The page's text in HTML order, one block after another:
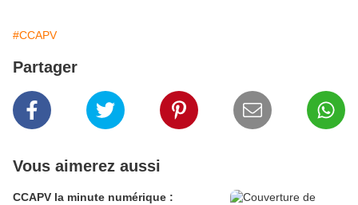
#CCAPV
Partager
Vous aimerez aussi
CCAPV la minute numérique :